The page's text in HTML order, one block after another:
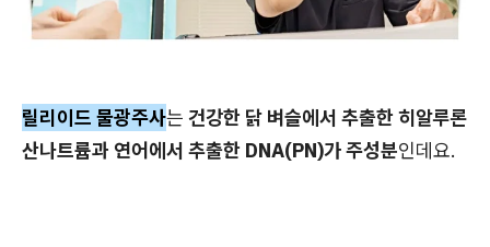
릴리이드 물광주사는 건강한 닭 벼슬에서 추출한 히알루론
산나트륨과 연어에서 추출한 DNA(PN)가 주성분인데요.